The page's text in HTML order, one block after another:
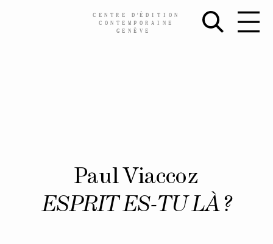
CENTRE D’ÉDITION
CONTEMPORAINE
GENÈVE
Paul Viaccoz
ESPRIT ES-TU LÀ ?